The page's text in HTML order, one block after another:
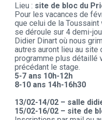
Lieu : site de bloc du
Pour les vacances de
que celui de la
se déroule sur 4 demi-
Didier Dinart où nous
autres auront lieu au site
programme plus détaillé
précédant le stage.
5-7 ans 10h-12h
8-10 ans 14h-16h30
13/02-14/02 – salle
15/02-16/02 – site de